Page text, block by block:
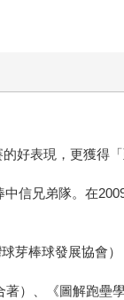
好表現，更獲得「
信兄弟隊。在
芽棒球發展協會）
）、《圖解跑壘